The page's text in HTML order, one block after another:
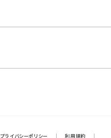
プライバシーポリシー | 利用規約 |